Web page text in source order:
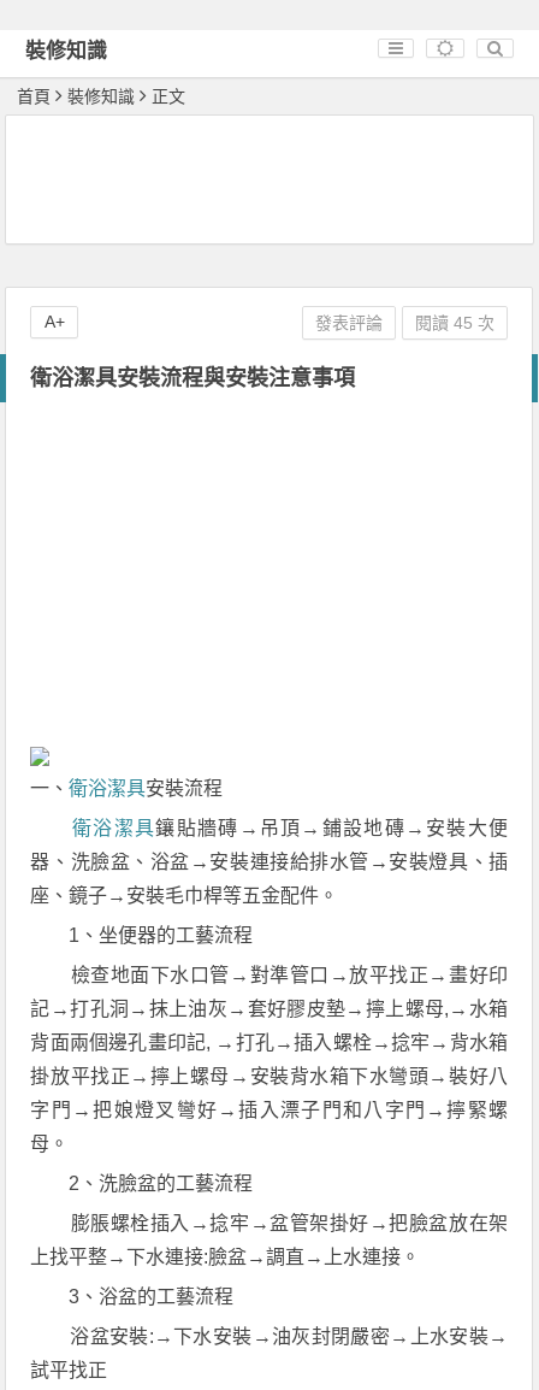
裝修知識
首頁 裝修知識 正文
衛浴潔具安裝流程與安裝注意事項
一、衛浴潔具安裝流程
衛浴潔具鑲貼牆磚→吊頂→鋪設地磚→安裝大便
器、洗臉盆、浴盆→安裝連接給排水管→安裝燈具、插
座、鏡子→安裝毛巾桿等五金配件。
1、坐便器的工藝流程
檢查地面下水口管→對準管口→放平找正→畫好印
記→打孔洞→抹上油灰→套好膠皮墊→擰上螺母,→水箱
背面兩個邊孔畫印記, →打孔→插入螺栓→捻牢→背水箱
掛放平找正→擰上螺母→安裝背水箱下水彎頭→裝好八
字門→把娘燈叉彎好→插入漂子門和八字門→擰緊螺
母。
2、洗臉盆的工藝流程
膨脹螺栓插入→捻牢→盆管架掛好→把臉盆放在架
上找平整→下水連接:臉盆→調直→上水連接。
3、浴盆的工藝流程
浴盆安裝:→下水安裝→油灰封閉嚴密→上水安裝→
試平找正
發表評論 閱讀 45 次
A+